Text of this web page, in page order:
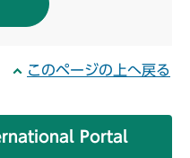
このページの上へ戻る
Portal